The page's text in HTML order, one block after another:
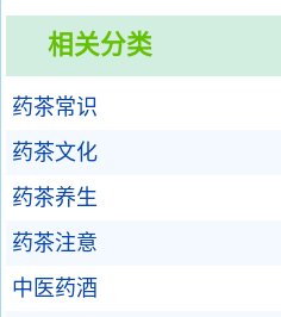
相关分类
药茶常识
药茶文化
药茶养生
药茶注意
中医药酒